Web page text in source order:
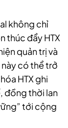
không chỉ
thúc đẩy HTX
quản trị và
có thể trở
HTX ghi
đồng thời lan
tới cộng